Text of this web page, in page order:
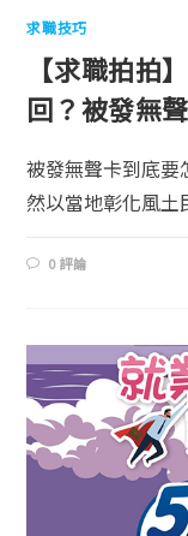
求職技巧
【求職拍拍
回？被發無
被發無聲卡到底要
然以當地彰化風土
0 評論